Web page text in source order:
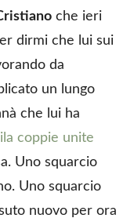
che ieri
dirmi che lui sui
da
un lungo
che lui ha
coppie unite
Uno squarcio
Uno squarcio
nuovo per ora